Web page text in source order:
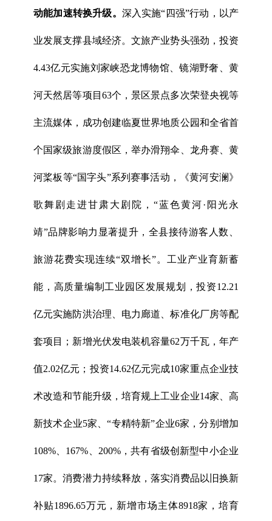
动能加速转换升级。 深入实施“四强”行动，以产
业发展支撑县域经济。文旅产业势头强劲，投资
4.43亿元实施刘家峡恐龙博物馆、镜湖野奢、黄
河天然居等项目63个，景区景点多次荣登央视等
主流媒体，成功创建临夏世界地质公园和全省首
个国家级旅游度假区，举办滑翔伞、龙舟赛、黄
河桨板等“国字头”系列赛事活动，《黄河安澜》
歌舞剧走进甘肃大剧院，“蓝色黄河·阳光永
靖”品牌影响力显著提升，全县接待游客人数、
旅游花费实现连续“双增长”。工业产业育新蓄
能，高质量编制工业园区发展规划，投资12.21
亿元实施防洪治理、电力廊道、标准化厂房等配
套项目；新增光伏发电装机容量62万千瓦，年产
值2.02亿元；投资14.62亿元完成10家重点企业技
术改造和节能升级，培育规上工业企业14家、高
新技术企业5家、“专精特新”企业6家，分别增加
108%、167%、200%，共有省级创新型中小企业
17家。消费潜力持续释放，落实消费品以旧换新
补贴1896.65万元，新增市场主体8918家，培育